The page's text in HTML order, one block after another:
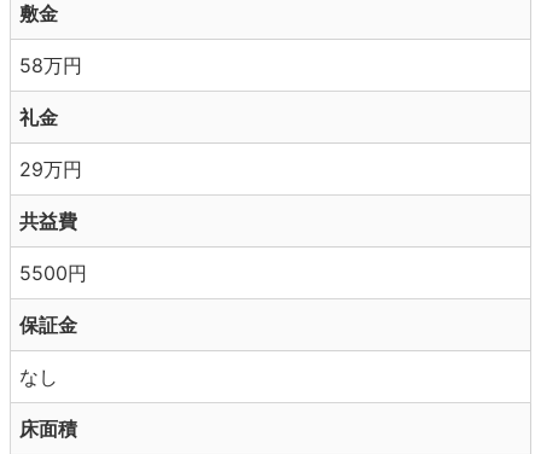
敷金
58万円
礼金
29万円
共益費
5500円
保証金
なし
床面積